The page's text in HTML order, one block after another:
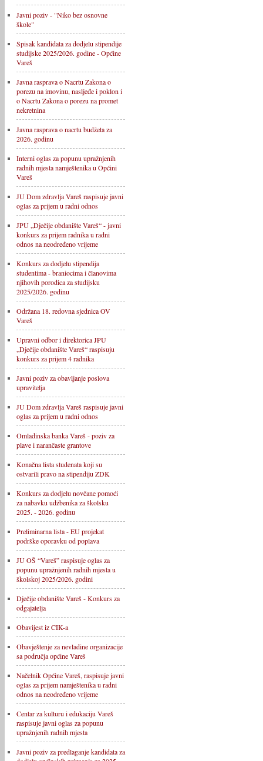
Javni poziv - "Niko bez osnovne
škole"
Spisak kandidata za dodjelu stipendije
studijske 2025/2026. godine - Općine
Vareš
Javna rasprava o Nacrtu Zakona o
porezu na imovinu, nasljeđe i poklon i
o Nacrtu Zakona o porezu na promet
nekretnina
Javna rasprava o nacrtu budžeta za
2026. godinu
Interni oglas za popunu upražnjenih
radnih mjesta namještenika u Općini
Vareš
JU Dom zdravlja Vareš raspisuje javni
oglas za prijem u radni odnos
JPU „Dječije obdanište Vareš“ - javni
konkurs za prijem radnika u radni
odnos na neodređeno vrijeme
Konkurs za dodjelu stipendija
studentima - braniocima i članovima
njihovih porodica za studijsku
2025/2026. godinu
Održana 18. redovna sjednica OV
Vareš
Upravni odbor i direktorica JPU
„Dječije obdanište Vareš“ raspisuju
konkurs za prijem 4 radnika
Javni poziv za obavljanje poslova
upravitelja
JU Dom zdravlja Vareš raspisuje javni
oglas za prijem u radni odnos
Omladinska banka Vareš - poziv za
plave i narančaste grantove
Konačna lista studenata koji su
ostvarili pravo na stipendiju ZDK
Konkurs za dodjelu novčane pomoći
za nabavku udžbenika za školsku
2025. - 2026. godinu
Preliminarna lista - EU projekat
podrške oporavku od poplava
JU OŠ “Vareš” raspisuje oglas za
popunu upražnjenih radnih mjesta u
školskoj 2025/2026. godini
Dječije obdanište Vareš - Konkurs za
odgajatelja
Obavijest iz CIK-a
Obavještenje za nevladine organizacije
sa područja općine Vareš
Načelnik Općine Vareš, raspisuje javni
oglas za prijem namještenika u radni
odnos na neodređeno vrijeme
Centar za kulturu i edukaciju Vareš
raspisuje javni oglas za popunu
upražnjenih radnih mjesta
Javni poziv za predlaganje kandidata za